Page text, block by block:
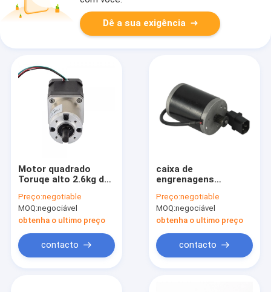
Dê a sua exigência
Motor quadrado
Toruqe alto 2.6kg da
planetária da C.C. do
Nema 17. Cm
Preço:negotiable
MOQ:negociável
obtenha o ultimo preço
contacto
caixa de
engrenagens
do motor sem
escova de baixa
velocidade de 28mm
Preço:negotiable
MOQ:negociável
obtenha o ultimo preço
contacto